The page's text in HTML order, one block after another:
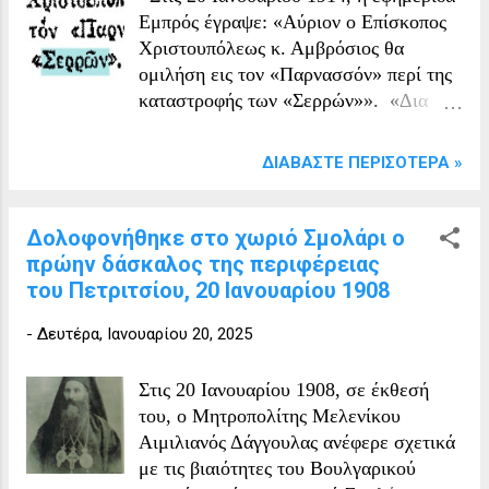
απέδωκεν εκατοντάδας χιλιάδων
δραχμ...
Εμπρός έγραψε: «Αύριον ο Επίσκοπος
Χριστουπόλεως κ. Αμβρόσιος θα
ομιλήση εις τον «Παρνασσόν» περί της
καταστροφής των «Σερρών»». «Δια
Νοσκοκομεία Καβάλλας, Δράμας
ΔΙΑΒΆΣΤΕ ΠΕΡΙΣΌΤΕΡΑ »
Δολοφονήθηκε στο χωριό Σμολάρι ο
πρώην δάσκαλος της περιφέρειας
του Πετριτσίου, 20 Ιανουαρίου 1908
- Δευτέρα, Ιανουαρίου 20, 2025
Στις 20 Ιανουαρίου 1908, σε έκθεσή
του, ο Μητροπολίτης Μελενίκου
Αιμιλιανός Δάγγουλας ανέφερε σχετικά
με τις βιαιότητες του Βουλγαρικού